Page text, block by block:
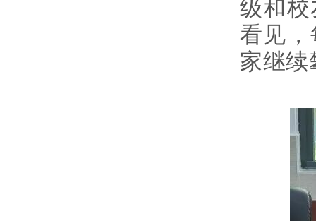
级和
看见
家继续